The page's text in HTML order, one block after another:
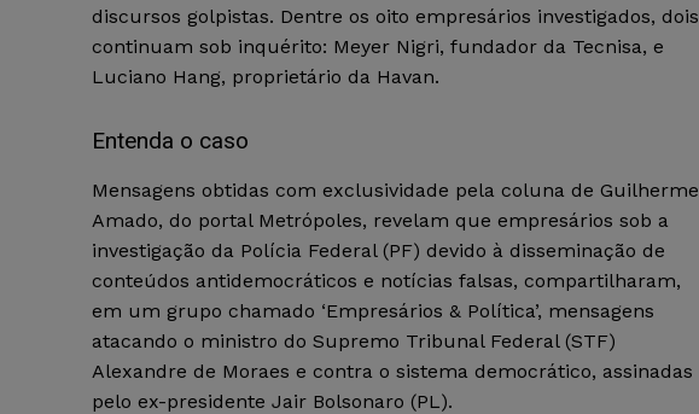
discursos golpistas. Dentre os oito empresários investigados, dois
continuam sob inquérito: Meyer Nigri, fundador da Tecnisa, e
Luciano Hang, proprietário da Havan.
Entenda o caso
Mensagens obtidas com exclusividade pela coluna de Guilherme
Amado, do portal Metrópoles, revelam que empresários sob a
investigação da Polícia Federal (PF) devido à disseminação de
conteúdos antidemocráticos e notícias falsas, compartilharam,
em um grupo chamado ‘Empresários & Política’, mensagens
atacando o ministro do Supremo Tribunal Federal (STF)
Alexandre de Moraes e contra o sistema democrático, assinadas
pelo ex-presidente Jair Bolsonaro (PL).